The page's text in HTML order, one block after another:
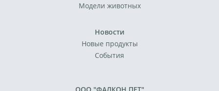
Модели животных
Новости
Новые продукты
События